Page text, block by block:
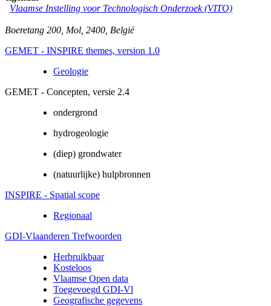
Vlaamse Instelling voor Technologisch Onderzoek (VITO)
Boeretang 200 Mol 2400 België
GEMET - INSPIRE themes, version 1.0
Geologie
GEMET - Concepten, versie 2.4
ondergrond
hydrogeologie
(diep) grondwater
(natuurlijke) hulpbronnen
INSPIRE - Spatial scope
Regionaal
GDI-Vlaanderen Trefwoorden
Herbruikbaar
Kosteloos
Vlaamse Open data
Toegevoegd GDI-Vl
Geografische gegevens